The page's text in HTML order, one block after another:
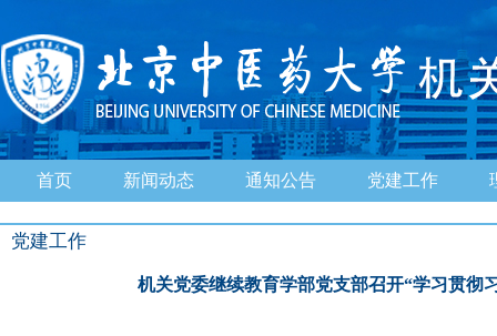
首页 新闻动态 通知公告 党建工作
党建工作
机关党委继续教育学部党支部召开“学习贯彻